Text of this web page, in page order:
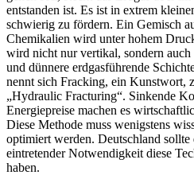
entstanden ist. Es ist in extrem
schwierig zu fördern. Ein Gemisch
Chemikalien wird unter hohem
wird nicht nur vertikal, sondern
und dünnere erdgasführende
nennt sich Fracking, ein Kunstwort,
„Hydraulic Fracturing“. Sinkende
Energiepreise machen es
Diese Methode muss wenigstens
optimiert werden. Deutschland
eintretender Notwendigkeit diese
haben.